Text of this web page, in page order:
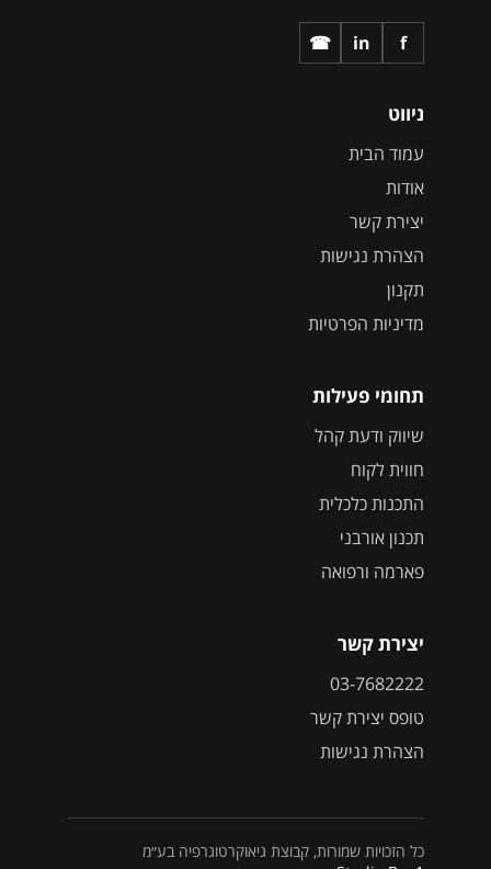
f
in
☎
ניווט
עמוד הבית
אודות
יצירת קשר
הצהרת נגישות
תקנון
מדיניות הפרטיות
תחומי פעילות
שיווק ודעת קהל
חווית לקוח
התכנות כלכלית
תכנון אורבני
פארמה ורפואה
יצירת קשר
03-7682222
טופס יצירת קשר
הצהרת נגישות
כל הזכויות שמורות, קבוצת גיאוקרטוגרפיה בע״מ